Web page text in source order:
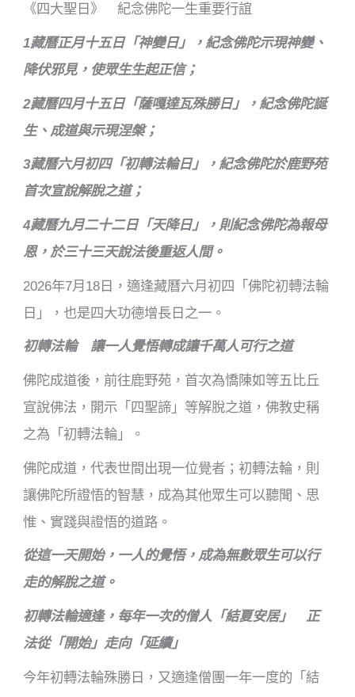
《四大聖日》 紀念佛陀一生重要行誼
1藏曆正月十五日「神變日」，紀念佛陀示現神變、
降伏邪見，使眾生生起正信；
2藏曆四月十五日「薩嘎達瓦殊勝日」，紀念佛陀誕
生、成道與示現涅槃；
3藏曆六月初四「初轉法輪日」，紀念佛陀於鹿野苑
首次宣說解脫之道；
4藏曆九月二十二日「天降日」，則紀念佛陀為報母
恩，於三十三天說法後重返人間。
2026年7月18日，適逢藏曆六月初四「佛陀初轉法輪
日」，也是四大功德增長日之一。
初轉法輪 讓一人覺悟轉成讓千萬人可行之道
佛陀成道後，前往鹿野苑，首次為憍陳如等五比丘
宣說佛法，開示「四聖諦」等解脫之道，佛教史稱
之為「初轉法輪」。
佛陀成道，代表世間出現一位覺者；初轉法輪，則
讓佛陀所證悟的智慧，成為其他眾生可以聽聞、思
惟、實踐與證悟的道路。
從這一天開始，一人的覺悟，成為無數眾生可以行
走的解脫之道。
初轉法輪適逢，每年一次的僧人「結夏安居」 正
法從「開始」走向「延續」
今年初轉法輪殊勝日，又適逢僧團一年一度的「結